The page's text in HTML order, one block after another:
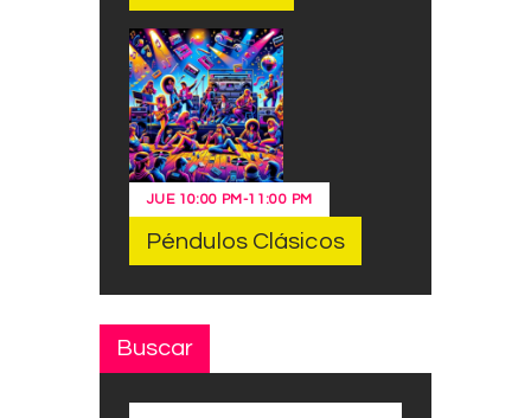
JUE 10:00 PM-11:00 PM
Péndulos Clásicos
Buscar